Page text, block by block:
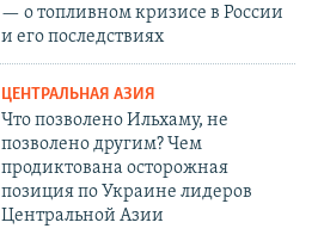
— о топливном кризисе в России
и его последствиях
ЦЕНТРАЛЬНАЯ АЗИЯ
Что позволено Ильхаму, не
позволено другим? Чем
продиктована осторожная
позиция по Украине лидеров
Центральной Азии